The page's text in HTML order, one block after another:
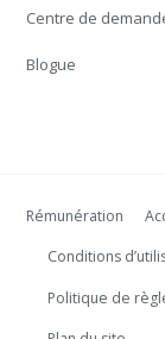
Centre de
Blogue
Rémunération
Conditions
Politique de